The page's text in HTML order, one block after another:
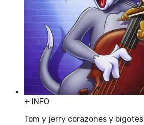
+ INFO
Tom y jerry corazones y bigotes